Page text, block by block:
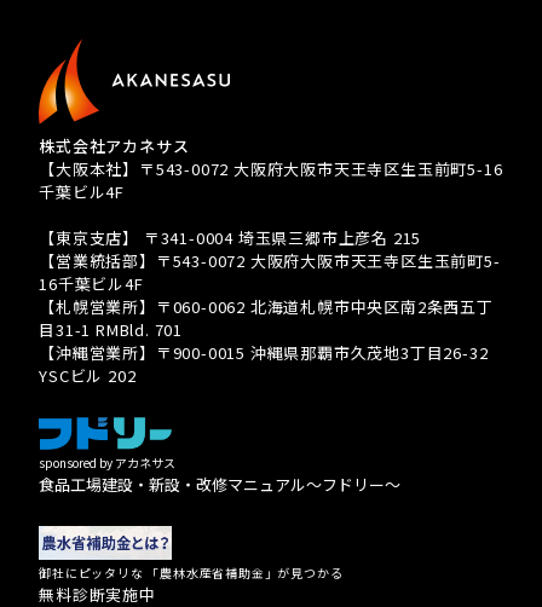
株式会社アカネサス
【大阪本社】〒543-0072 大阪府大阪市天王寺区生玉前町5-16
千葉ビル4F
【東京支店】 〒341-0004 埼玉県三郷市上彦名 215
【営業統括部】〒543-0072 大阪府大阪市天王寺区生玉前町5-
16千葉ビル4F
【札幌営業所】〒060-0062 北海道札幌市中央区南2条西五丁
目31-1 RMBld. 701
【沖縄営業所】〒900-0015 沖縄県那覇市久茂地3丁目26-32
YSCビル 202
sponsored by アカネサス
食品工場建設・新設・改修マニュアル〜フドリー〜
御社にピッタリな 「農林水産省補助金」が見つかる
無料診断実施中